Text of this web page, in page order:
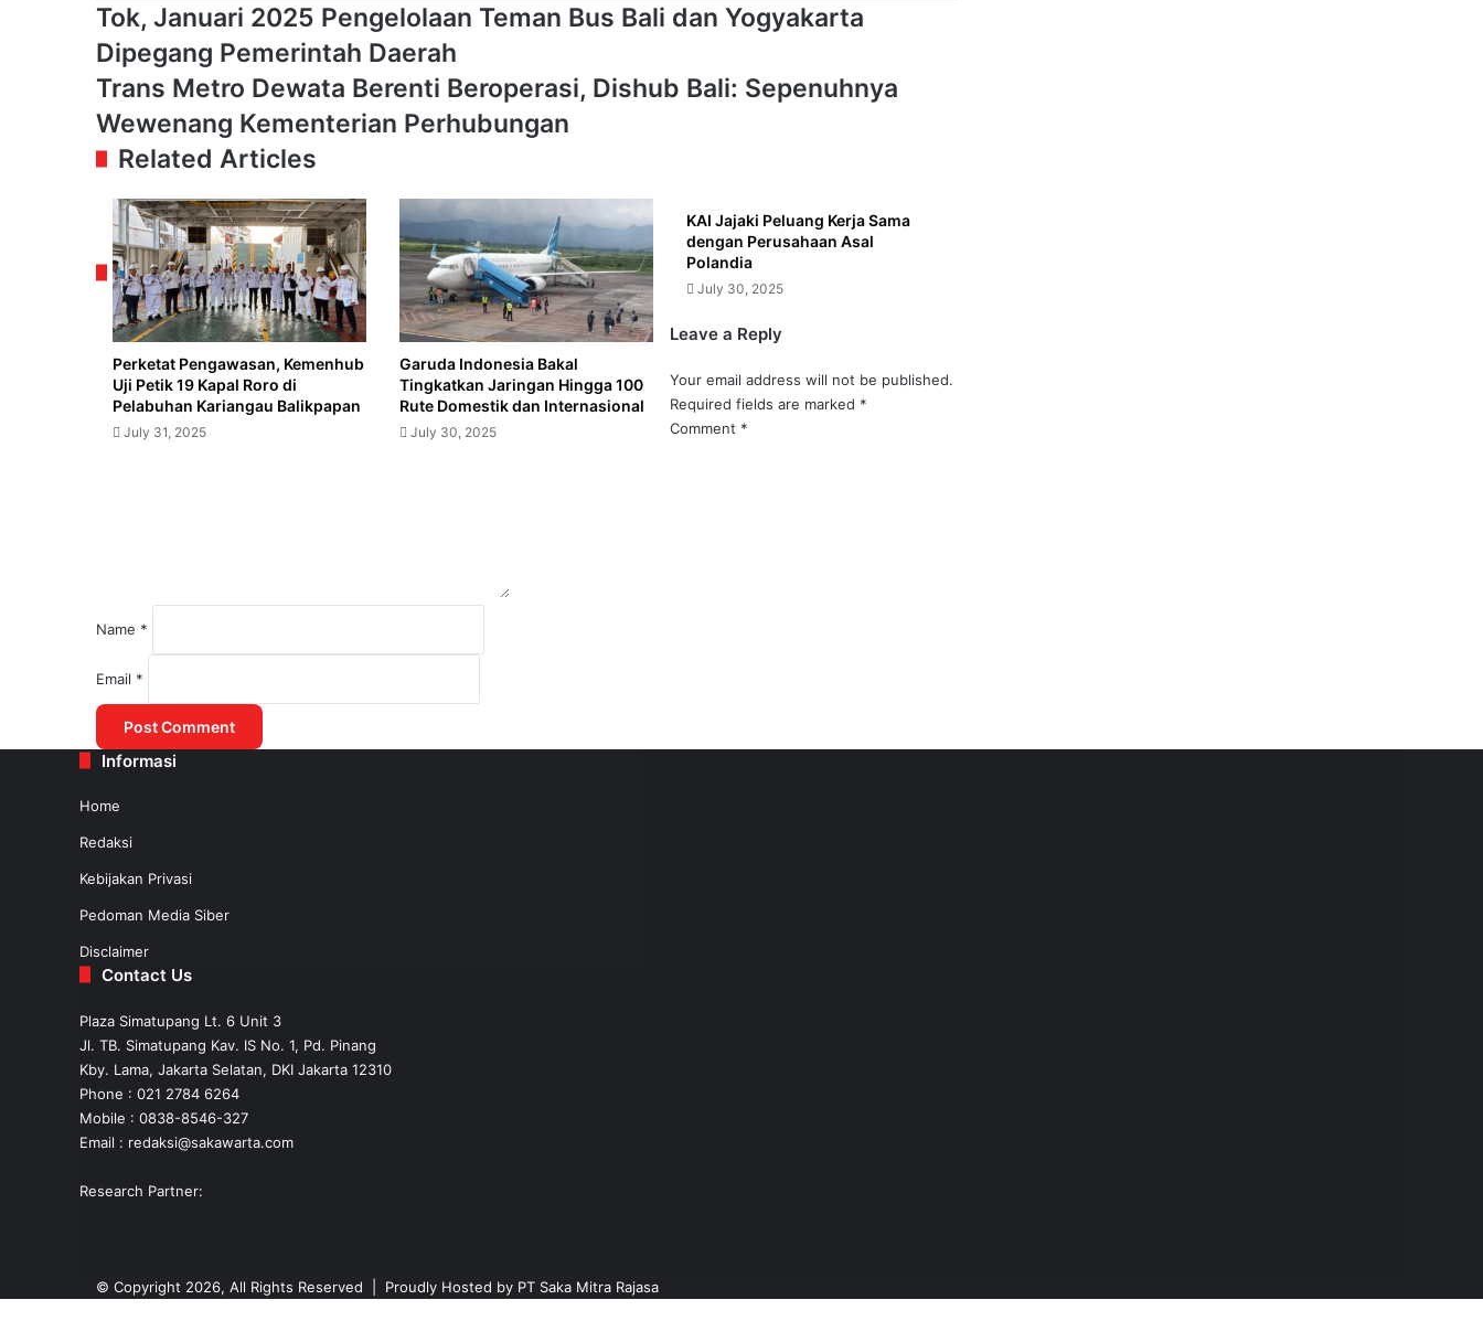
Kemenhub Lakukan Kajian untuk Mereduksi Tingginya Biaya Transportasi
Tok,
Januari
2025
Pengelolaan
Teman
Bus
Bali
dan
Yogyakarta
Dipegang
Pemerintah
Daerah
Tok, Januari 2025 Pengelolaan Teman Bus Bali dan Yogyakarta
Dipegang Pemerintah Daerah
Trans
Metro
Dewata
Berenti
Beroperasi,
Dishub
Bali:
Sepenuhnya
Wewenang
Kementerian
Perhubungan
Trans Metro Dewata Berenti Beroperasi, Dishub Bali: Sepenuhnya
Wewenang Kementerian Perhubungan
Related Articles
Perketat Pengawasan, Kemenhub
Uji Petik 19 Kapal Roro di
Pelabuhan Kariangau Balikpapan
July 31, 2025
Garuda Indonesia Bakal
Tingkatkan Jaringan Hingga 100
Rute Domestik dan Internasional
July 30, 2025
KAI Jajaki Peluang Kerja Sama
dengan Perusahaan Asal
Polandia
July 30, 2025
Leave a Reply
Your email address will not be published.
Required fields are marked *
Comment *
Name *
Email *
Informasi
Home
Redaksi
Kebijakan Privasi
Pedoman Media Siber
Disclaimer
Contact Us
Plaza Simatupang Lt. 6 Unit 3
Jl. TB. Simatupang Kav. IS No. 1, Pd. Pinang
Kby. Lama, Jakarta Selatan, DKI Jakarta 12310
Phone : 021 2784 6264
Mobile : 0838-8546-327
Email : redaksi@sakawarta.com
Research Partner:
© Copyright 2026, All Rights Reserved | Proudly Hosted by PT Saka Mitra Rajasa